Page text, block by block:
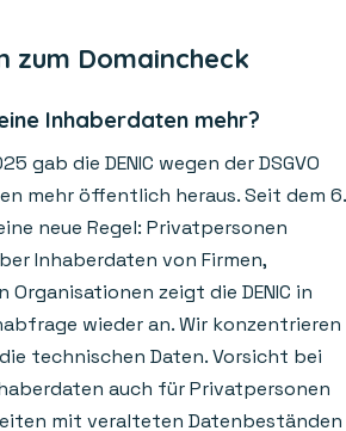
zum Domaincheck
Inhaberdaten mehr?
gab die DENIC wegen der DSGVO
mehr öffentlich heraus. Seit dem 6.
neue Regel: Privatpersonen
Inhaberdaten von Firmen,
Organisationen zeigt die DENIC in
wieder an. Wir konzentrieren
technischen Daten. Vorsicht bei
auch für Privatpersonen
mit veralteten Datenbeständen